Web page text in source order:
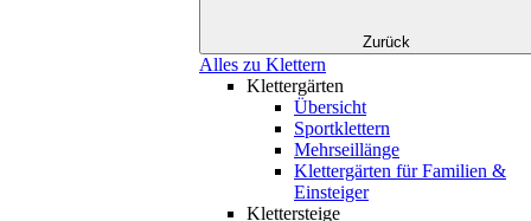
Zurück
Alles zu Klettern
Klettergärten
Übersicht
Sportklettern
Mehrseillänge
Klettergärten für Familien &
Einsteiger
Klettersteige